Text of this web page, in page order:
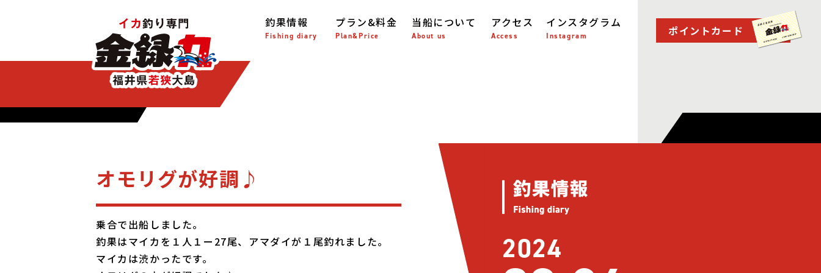
釣果情報
Fishing diary
プラン&料金
Plan&Price
当船について
About us
アクセス
Access
インスタグラム
Instagram ポイントカード
2024
オモリグが好調♪
乗合で出船しました。
釣果はマイカを１人１ー27尾、アマダイが１尾釣れました。
マイカは渋かったです。